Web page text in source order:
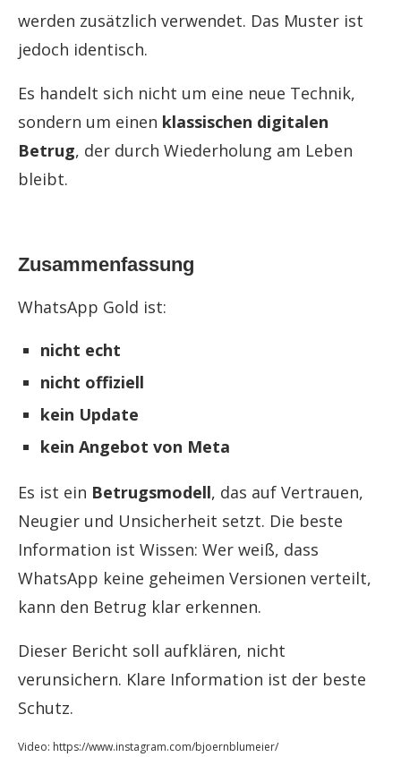
werden zusätzlich verwendet. Das Muster ist
jedoch identisch.
Es handelt sich nicht um eine neue Technik,
sondern um einen klassischen digitalen
Betrug, der durch Wiederholung am Leben
bleibt.
Zusammenfassung
WhatsApp Gold ist:
nicht echt
nicht offiziell
kein Update
kein Angebot von Meta
Es ist ein Betrugsmodell, das auf Vertrauen,
Neugier und Unsicherheit setzt. Die beste
Information ist Wissen: Wer weiß, dass
WhatsApp keine geheimen Versionen verteilt,
kann den Betrug klar erkennen.
Dieser Bericht soll aufklären, nicht
verunsichern. Klare Information ist der beste
Schutz.
Video: https://www.instagram.com/bjoernblumeier/